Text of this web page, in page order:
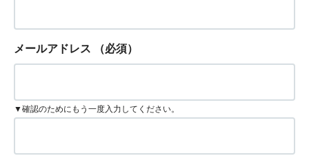
メールアドレス （必須）
▼確認のためにもう一度入力してください。